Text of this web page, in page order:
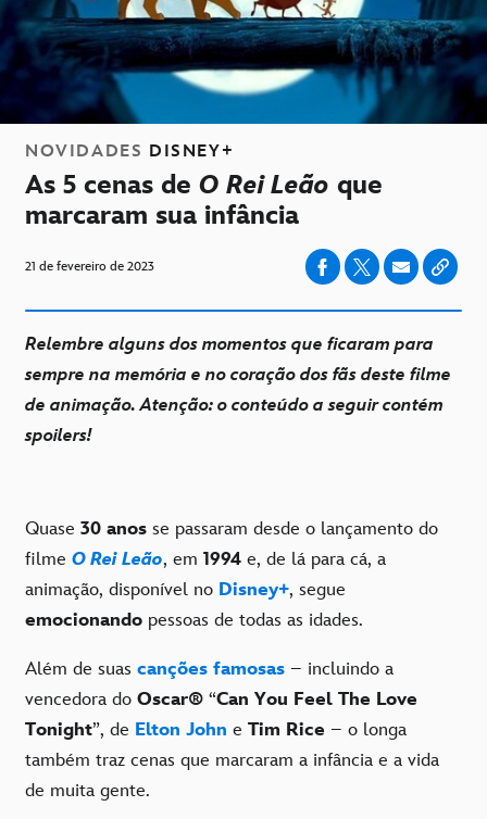
NOVIDADES DISNEY+
As 5 cenas de O Rei Leão que
marcaram sua infância
21 de fevereiro de 2023
Relembre alguns dos momentos que ficaram para
sempre na memória e no coração dos fãs deste filme
de animação. Atenção: o conteúdo a seguir contém
spoilers!
Quase 30 anos se passaram desde o lançamento do
filme O Rei Leão, em 1994 e, de lá para cá, a
animação, disponível no Disney+, segue
emocionando pessoas de todas as idades.
Além de suas canções famosas – incluindo a
vencedora do Oscar® “Can You Feel The Love
Tonight”, de Elton John e Tim Rice – o longa
também traz cenas que marcaram a infância e a vida
de muita gente.